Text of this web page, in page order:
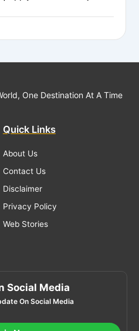
One Destination At A Time
Quick Links
About Us
Contact Us
Disclaimer
Privacy Policy
Web Stories
Social Media
On Social Media